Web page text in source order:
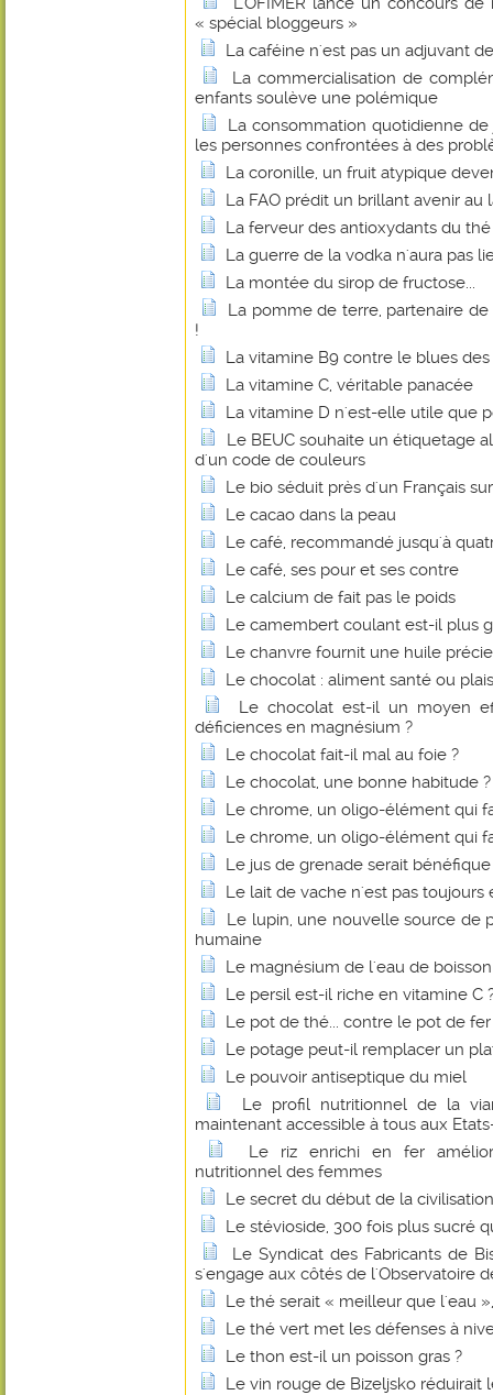
« spécial bloggeurs »
La caféine n'est pas un adjuvant
La commercialisation de
enfants soulève une polémique
La consommation quotidienne
les personnes confrontées à des
La coronille, un fruit atypique
La FAO prédit un brillant avenir au
La ferveur des antioxydants du thé
La guerre de la vodka n'aura pas
La montée du sirop de fructose...
La pomme de terre, partenaire
!
La vitamine B9 contre le blues
La vitamine C, véritable panacée
La vitamine D n'est-elle utile que
Le BEUC souhaite un étiquetage
d'un code de couleurs
Le bio séduit près d'un Français
Le cacao dans la peau
Le café, recommandé jusqu'à
Le café, ses pour et ses contre
Le calcium de fait pas le poids
Le camembert coulant est-il plus
Le chanvre fournit une huile
Le chocolat : aliment santé ou
Le chocolat est-il un moyen
déficiences en magnésium ?
Le chocolat fait-il mal au foie ?
Le chocolat, une bonne habitude ?
Le chrome, un oligo-élément qui
Le chrome, un oligo-élément qui
Le jus de grenade serait
Le lait de vache n'est pas toujours
Le lupin, une nouvelle source de
humaine
Le magnésium de l'eau de
Le persil est-il riche en vitamine C
Le pot de thé... contre le pot de fer
Le potage peut-il remplacer un
Le pouvoir antiseptique du miel
Le profil nutritionnel de la
maintenant accessible à tous aux
Le riz enrichi en fer
nutritionnel des femmes
Le secret du début de la
Le stévioside, 300 fois plus sucré
Le Syndicat des Fabricants de
s'engage aux côtés de l'Observatoire
Le thé serait « meilleur que l'eau
Le thé vert met les défenses à
Le thon est-il un poisson gras ?
Le vin rouge de Bizeljsko réduirait